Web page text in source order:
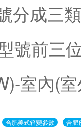
分成三
號前三
室內(
合肥美式箱變參數
合肥